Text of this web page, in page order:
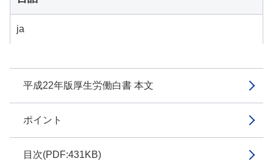
平成22年版厚生労働白書 本文
ポイント
目次(PDF:431KB)
ja